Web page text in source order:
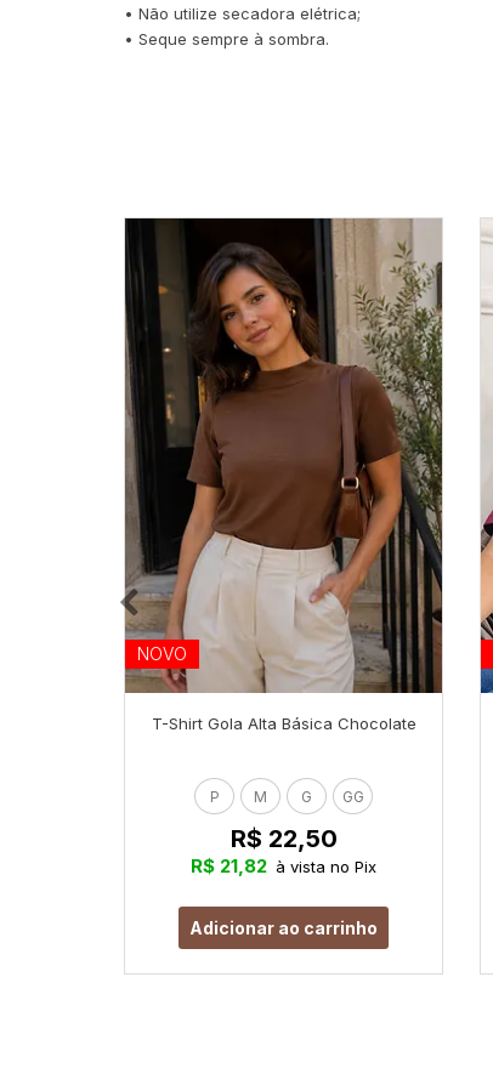
• Não utilize secadora elétrica;
• Seque sempre à sombra.
NOVO
T-Shirt Gola Alta Básica Chocolate
P M G GG
R$ 22,50
R$ 21,82 à vista no Pix
Adicionar ao carrinho